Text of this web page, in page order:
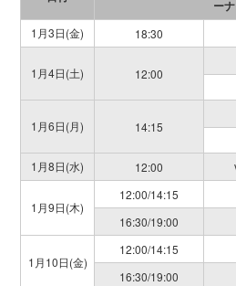
ー
1月3日(金) 18:30
1月4日(土) 12:00
1月6日(月) 14:15
1月8日(水)
12:00
1月9日(木)
12:00/14:15
16:30/19:00
1月10日(金)
12:00/14:15
16:30/19:00